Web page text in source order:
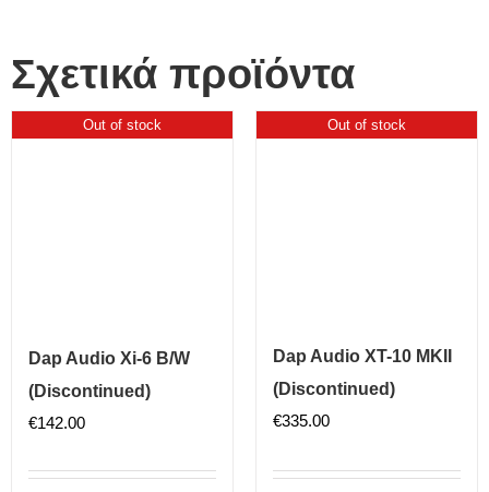
Σχετικά προϊόντα
Out of stock
Dap Audio Xi-6 B/W
(Discontinued)
€142.00
Out of stock
Dap Audio XT-10 MKII
(Discontinued)
€335.00